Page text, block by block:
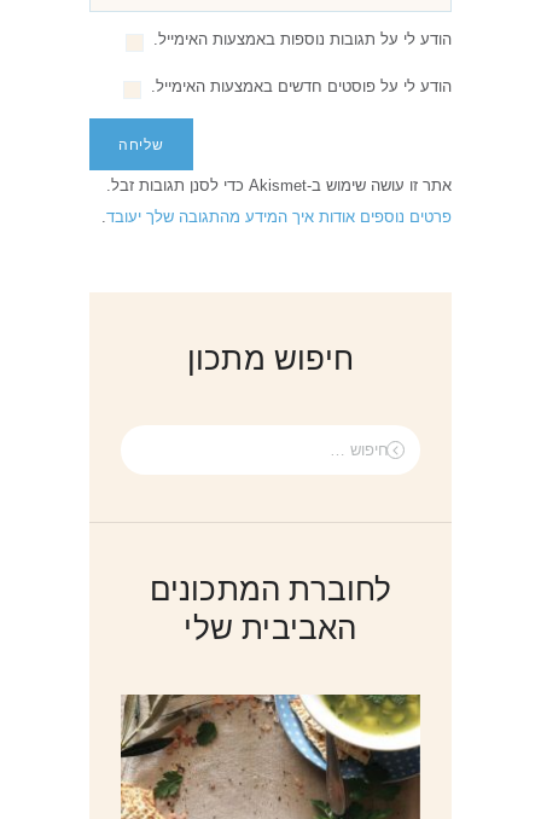
הודע לי על תגובות נוספות באמצעות האימייל.
הודע לי על פוסטים חדשים באמצעות האימייל.
אתר זו עושה שימוש ב-Akismet כדי לסנן תגובות זבל.
פרטים נוספים אודות איך המידע מהתגובה שלך יעובד
חיפוש מתכון
חיפוש:
לחוברת המתכונים
האביבית שלי